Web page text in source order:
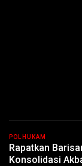
POLHUKAM
Rapatkan
Konsolidasi